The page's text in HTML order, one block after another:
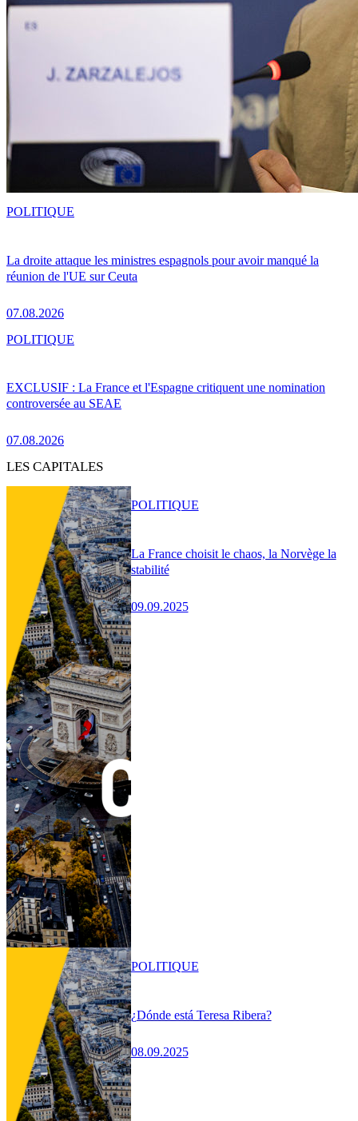
La droite attaque les ministres espagnols pour avoir manqué la
réunion de l'UE sur Ceuta
07.08.2026
POLITIQUE
EXCLUSIF : La France et l'Espagne critiquent une nomination
controversée au SEAE
07.08.2026
POLITIQUE
LES CAPITALES
La France choisit le chaos, la Norvège la
stabilité
09.09.2025
POLITIQUE
¿Dónde está Teresa Ribera?
08.09.2025
POLITIQUE